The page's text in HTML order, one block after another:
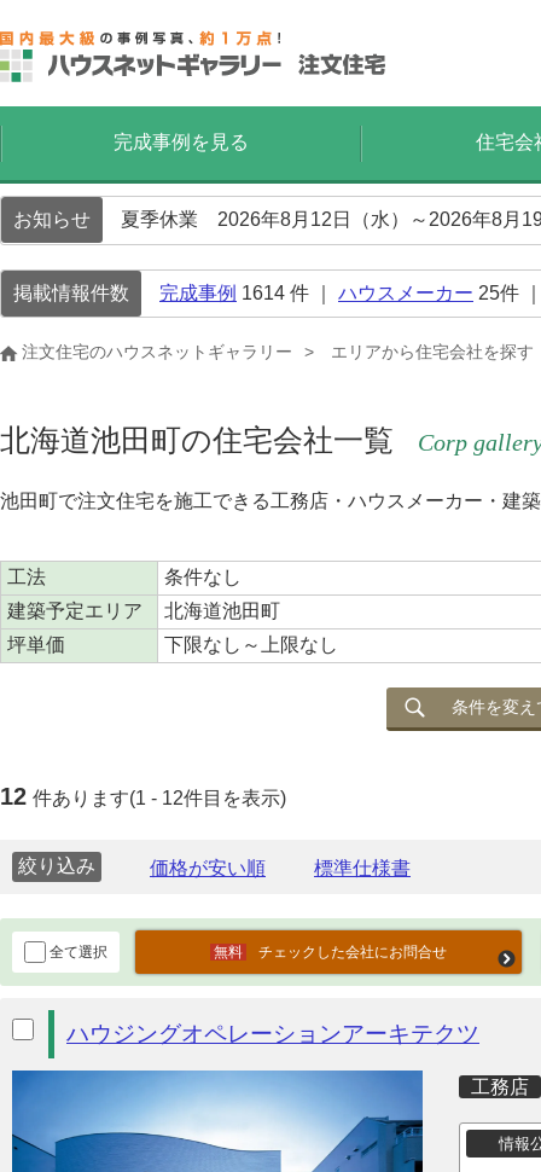
完成事例を見る 住宅会
お知らせ 夏季休業 2026年8月12日（水）～2026年8月
掲載情報件数 完成事例 1614 件 ｜ ハウスメーカー 25件
注文住宅のハウスネットギャラリー エリアから住宅会社を探す
北海道池田町の住宅会社一覧 Corp
池田町で注文住宅を施工できる工務店・ハウスメーカー・建
工法
条件なし
建築予定エリア
北海道池田町
坪単価
下限なし～上限なし
条件を変え
12 件あります(1 - 12件目を表示)
絞り込み
全て選択 チェックした会社にお問合せ
ハウジングオペレーションアーキテクツ
工務店
情報